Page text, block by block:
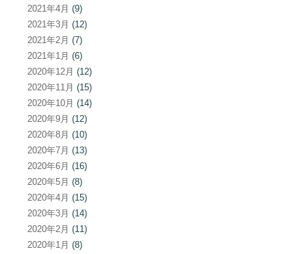
2021年4月 (9)
2021年3月 (12)
2021年2月 (7)
2021年1月 (6)
2020年12月 (12)
2020年11月 (15)
2020年10月 (14)
2020年9月 (12)
2020年8月 (10)
2020年7月 (13)
2020年6月 (16)
2020年5月 (8)
2020年4月 (15)
2020年3月 (14)
2020年2月 (11)
2020年1月 (8)